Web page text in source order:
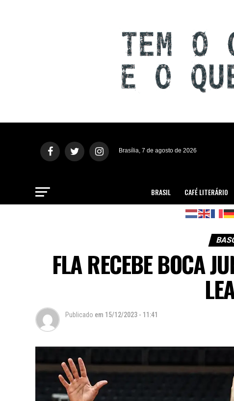
Brasília, 7 de agosto de 2026
BRASIL CAFÉ LITERÁRIO
FLA RECEBE BOCA
Publicado em 15/12/2023 - 11:41